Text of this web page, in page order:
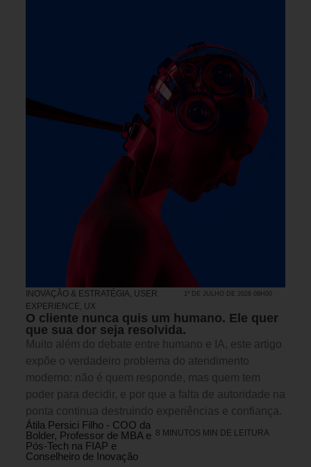
INOVAÇÃO & ESTRATÉGIA, USER
EXPERIENCE, UX
1º DE JULHO DE 2026 08H00
O cliente nunca quis um humano. Ele quer
que sua dor seja resolvida.
Muito além do debate entre humano e IA, este artigo
expõe o verdadeiro problema do atendimento
moderno: não é quem responde, mas quem tem
poder para decidir, e por que a falta de autoridade na
ponta continua destruindo experiências e confiança.
Átila Persici Filho - COO da
Bolder, Professor de MBA e
Pós-Tech na FIAP e
Conselheiro de Inovação
8 MINUTOS MIN DE LEITURA